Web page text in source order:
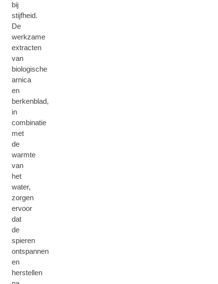
bij
stijfheid.
De
werkzame
extracten
van
biologische
arnica
en
berkenblad,
in
combinatie
met
de
warmte
van
het
water,
zorgen
ervoor
dat
de
spieren
ontspannen
en
herstellen